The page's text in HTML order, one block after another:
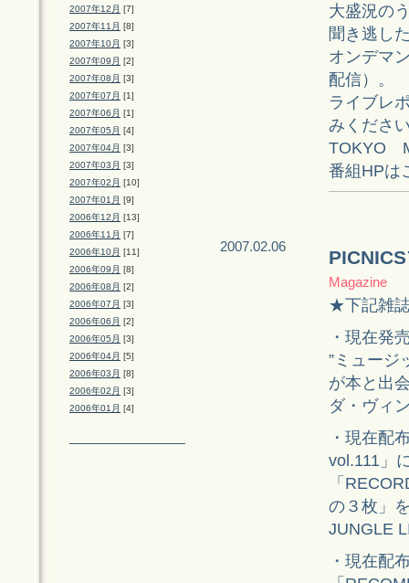
2007年12月 [7]
2007年11月 [8]
2007年10月 [3]
2007年09月 [2]
2007年08月 [3]
2007年07月 [1]
2007年06月 [1]
2007年05月 [4]
2007年04月 [3]
2007年03月 [3]
2007年02月 [10]
2007年01月 [9]
2006年12月 [13]
2006年11月 [7]
2006年10月 [11]
2006年09月 [8]
2006年08月 [2]
2006年07月 [3]
2006年06月 [2]
2006年05月 [3]
2006年04月 [5]
2006年03月 [8]
2006年02月 [3]
2006年01月 [4]
大盛況の
聞き逃し
オンデマ
配信）。
ライブレ
みくださ
TOKYO
番組HPは
2007.02.06
Magazine
★下記雑
・現在発
”ミュージ
が本と出
ダ・ヴィ
・現在配
vol.111」
「
の３枚」
JUNGLE
・現在配